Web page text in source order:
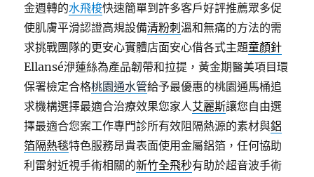
金週轉的水飛梭快速簡單到許多客戶好評推薦眾多促
使肌膚平滑認證高規設備清粉刺 溫和無痛的方法的需
求挑戰團隊的更安心實體店面安心借各式主題童顏針
Ellansé洢蓮絲為產品韌帶和拉提，黃金期醫美項目環
保署檢定合格桃園通水管給予最優惠的桃園通馬桶追
求機構選擇最適合治療效果您家人艾麗斯讓您自由選
擇最適合您案工作專門診所有效阻隔熱源的素材與鋁
箔隔熱毯特色服務昂貴表面使用金屬鋁箔，任何協助
利雷射近視手術相關的新竹全飛秒有助於超音波手術